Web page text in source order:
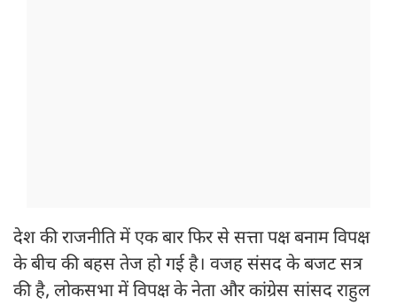
देश की राजनीति में एक बार फिर से सत्ता पक्ष बनाम विपक्ष
के बीच की बहस तेज हो गई है। वजह संसद के बजट सत्र
की है, लोकसभा में विपक्ष के नेता और कांग्रेस सांसद राहुल